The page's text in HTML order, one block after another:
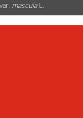
masculaL.